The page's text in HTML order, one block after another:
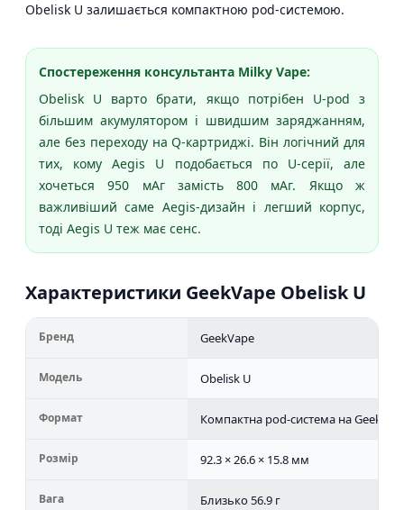
Obelisk U залишається компактною pod-системою.
Спостереження консультанта Milky Vape:
Obelisk U варто брати, якщо потрібен U-pod з
більшим акумулятором і швидшим заряджанням,
але без переходу на Q-картриджі. Він логічний для
тих, кому Aegis U подобається по U-серії, але
хочеться 950 мАг замість 800 мАг. Якщо ж
важливіший саме Aegis-дизайн і легший корпус,
тоді Aegis U теж має сенс.
Характеристики GeekVape Obelisk U
Бренд GeekVape
Модель Obelisk U
Формат Компактна pod-система на
Розмір 92.3 × 26.6 × 15.8 мм
Вага Близько 56.9 г